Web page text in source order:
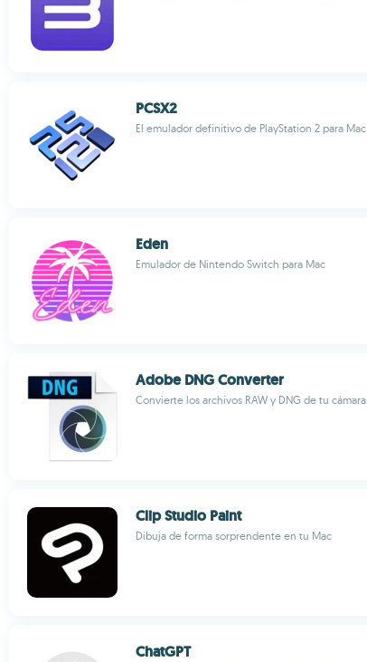
PCSX2
El emulador definitivo de PlayStation 2 para Mac
Eden
Emulador de Nintendo Switch para Mac
Adobe DNG Converter
Convierte los archivos RAW y DNG de tu cámara
Clip Studio Paint
Dibuja de forma sorprendente en tu Mac
ChatGPT